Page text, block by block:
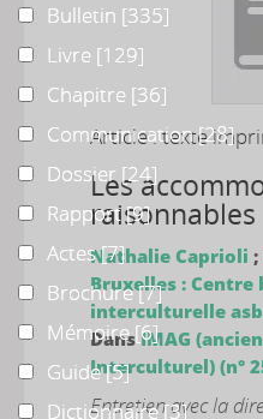
Article : texte
Les
raisonnables
Nathalie Caprioli ;
Bruxelles :
interculturelle
DansIMAG
Interculturel) (n°
Entretien avec la
Bulletin
Bulletin [335]
LivreLivre [129]
Chapitre
Chapitre [36]
Communication
Communication[28]
Dossier
Dossier [24]
Rapport
Rapport[9]
ActesActes[7]
Brochure
Brochure[7]
Mémoire
Mémoire[6]
GuideGuide[5]
Dictionnaire
Dictionnaire[3]